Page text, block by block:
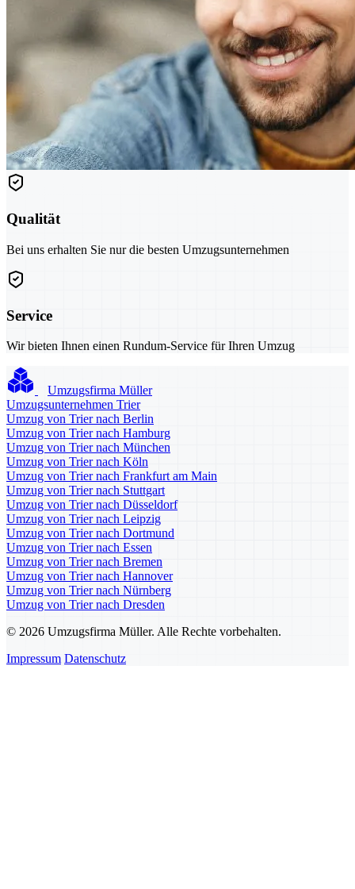
Qualität
Bei uns erhalten Sie nur die besten Umzugsunternehmen
Service
Wir bieten Ihnen einen Rundum-Service für Ihren Umzug
Umzugsfirma Müller
Umzugsunternehmen Trier
Umzug von Trier nach Berlin
Umzug von Trier nach Hamburg
Umzug von Trier nach München
Umzug von Trier nach Köln
Umzug von Trier nach Frankfurt am Main
Umzug von Trier nach Stuttgart
Umzug von Trier nach Düsseldorf
Umzug von Trier nach Leipzig
Umzug von Trier nach Dortmund
Umzug von Trier nach Essen
Umzug von Trier nach Bremen
Umzug von Trier nach Hannover
Umzug von Trier nach Nürnberg
Umzug von Trier nach Dresden
© 2026 Umzugsfirma Müller. Alle Rechte vorbehalten.
Impressum Datenschutz